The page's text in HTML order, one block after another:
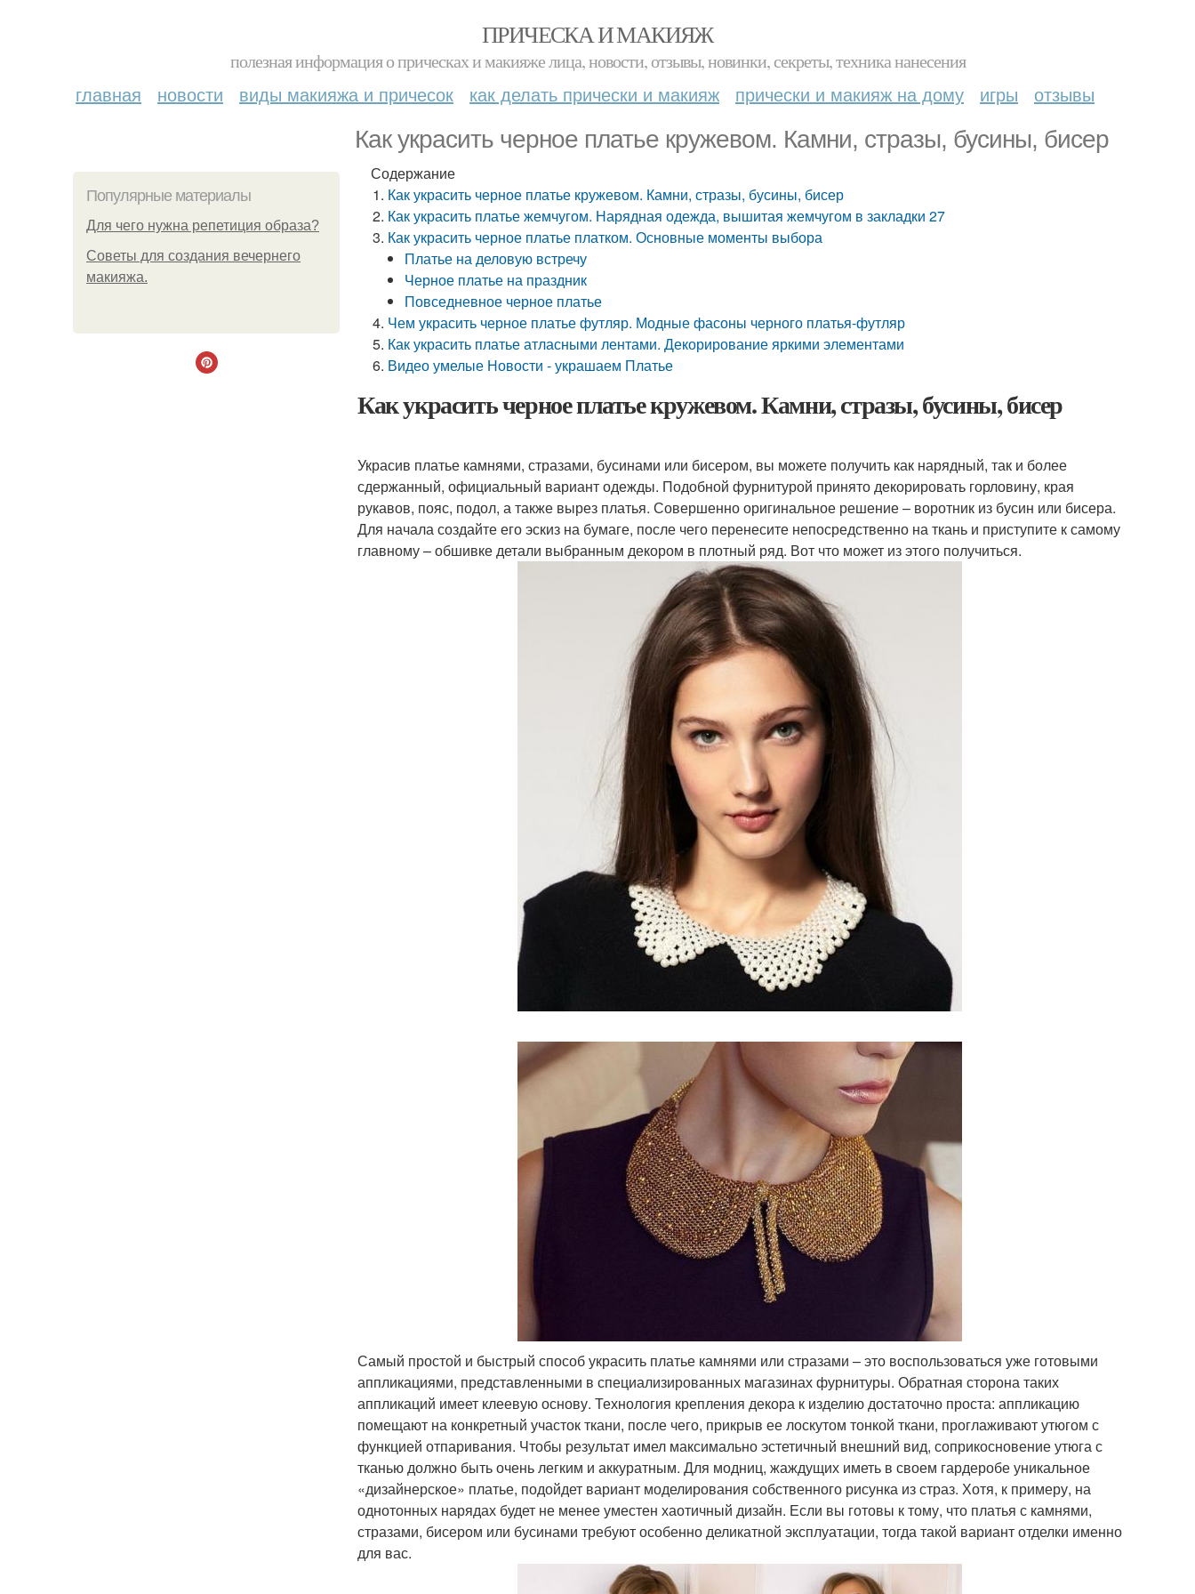
ПРИЧЕСКА И МАКИЯЖ
полезная информация о прическах и макияже лица, новости, отзывы, новинки, секреты, техника нанесения
главная новости виды макияжа и причесок как делать прически и макияж прически и макияж на дому игры отзывы
Как украсить черное платье кружевом. Камни, стразы, бусины, бисер
Популярные материалы
Для чего нужна репетиция образа?
Советы для создания вечернего
макияжа.
Содержание
Как украсить черное платье кружевом. Камни, стразы, бусины, бисер
Как украсить платье жемчугом. Нарядная одежда, вышитая жемчугом в закладки 27
Как украсить черное платье платком. Основные моменты выбора
Платье на деловую встречу
Черное платье на праздник
Повседневное черное платье
Чем украсить черное платье футляр. Модные фасоны черного платья-футляр
Как украсить платье атласными лентами. Декорирование яркими элементами
Видео умелые Новости - украшаем Платье
Как украсить черное платье кружевом. Камни, стразы, бусины, бисер
Украсив платье камнями, стразами, бусинами или бисером, вы можете получить как нарядный, так и более
сдержанный, официальный вариант одежды. Подобной фурнитурой принято декорировать горловину, края
рукавов, пояс, подол, а также вырез платья. Совершенно оригинальное решение – воротник из бусин или бисера.
Для начала создайте его эскиз на бумаге, после чего перенесите непосредственно на ткань и приступите к самому
главному – обшивке детали выбранным декором в плотный ряд. Вот что может из этого получиться.
Самый простой и быстрый способ украсить платье камнями или стразами – это воспользоваться уже готовыми
аппликациями, представленными в специализированных магазинах фурнитуры. Обратная сторона таких
аппликаций имеет клеевую основу. Технология крепления декора к изделию достаточно проста: аппликацию
помещают на конкретный участок ткани, после чего, прикрыв ее лоскутом тонкой ткани, проглаживают утюгом с
функцией отпаривания. Чтобы результат имел максимально эстетичный внешний вид, соприкосновение утюга с
тканью должно быть очень легким и аккуратным. Для модниц, жаждущих иметь в своем гардеробе уникальное
«дизайнерское» платье, подойдет вариант моделирования собственного рисунка из страз. Хотя, к примеру, на
однотонных нарядах будет не менее уместен хаотичный дизайн. Если вы готовы к тому, что платья с камнями,
стразами, бисером или бусинами требуют особенно деликатной эксплуатации, тогда такой вариант отделки именно
для вас.